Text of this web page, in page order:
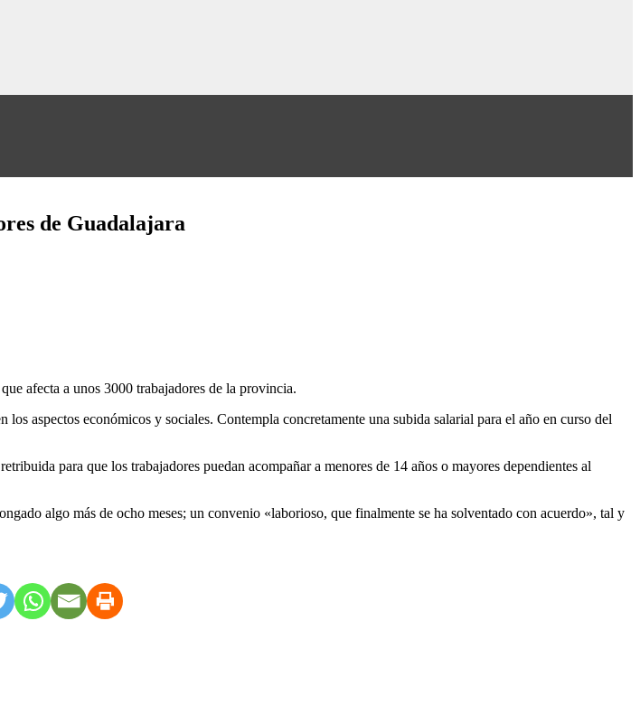
de Guadalajara
afecta a unos 3000 trabajadores de la provincia.
aspectos económicos y sociales. Contempla concretamente una subida salarial para el año en curso del
para que los trabajadores puedan acompañar a menores de 14 años o mayores dependientes al
algo más de ocho meses; un convenio «laborioso, que finalmente se ha solventado con acuerdo», tal y